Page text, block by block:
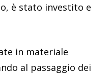
è stato investito e
in materiale
al passaggio dei